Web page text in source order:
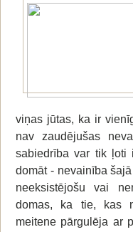
viņas jūtas, ka ir
nav zaudējušas
sabiedrība var tik ļoti
domāt - nevainība
neeksistējošu vai
domas, ka tie, kas
meitene pārgulēja ar